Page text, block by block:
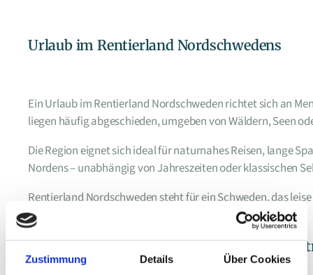
Zustimmung Details Über Cookies
Urlaub im Rentierland Nordschwedens
Ein Urlaub im Rentierland Nordschweden richtet sich an
liegen häufig abgeschieden, umgeben von Wäldern, Seen
Die Region eignet sich ideal für naturnahes Reisen, lange
Nordens – unabhängig von Jahreszeiten oder klassischen
Rentierland Nordschweden steht für ein Schweden, das
Teile diesen